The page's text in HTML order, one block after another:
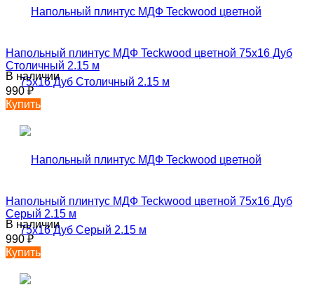
Напольный плинтус МДФ Teckwood цветной 75х16 Дуб
Столичный 2.15 м
В наличии
990₽
Купить
Напольный плинтус МДФ Teckwood цветной 75х16 Дуб
Серый 2.15 м
В наличии
990₽
Купить